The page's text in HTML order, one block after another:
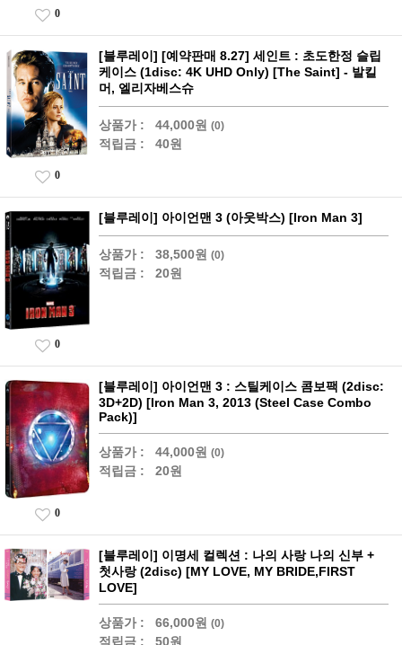
0
[블루레이] [예약판매 8.27] 세인트 : 초도한정 슬립
케이스 (1disc: 4K UHD Only) [The Saint] - 발킬
머, 엘리자베스슈
상품가 : 44,000원 (0)
적립금 : 40원
0
[블루레이] 아이언맨 3 (아웃박스) [Iron Man 3]
상품가 : 38,500원 (0)
적립금 : 20원
0
[블루레이] 아이언맨 3 : 스틸케이스 콤보팩 (2disc:
3D+2D) [Iron Man 3, 2013 (Steel Case Combo
Pack)]
상품가 : 44,000원 (0)
적립금 : 20원
0
[블루레이] 이명세 컬렉션 : 나의 사랑 나의 신부 +
첫사랑 (2disc) [MY LOVE, MY BRIDE,FIRST
LOVE]
상품가 : 66,000원 (0)
적립금 : 50원